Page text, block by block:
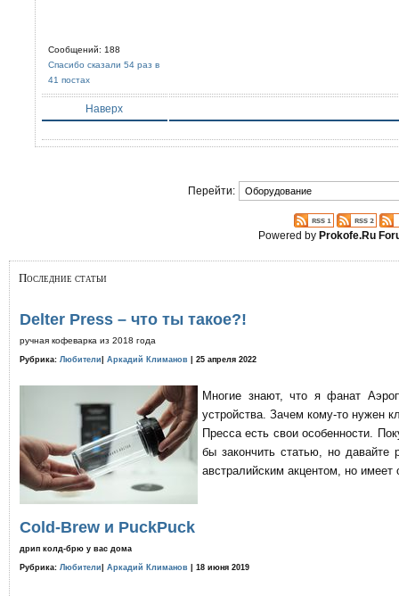
Сообщений: 188
Спасибо сказали 54 раз в
41 постах
Наверх
Перейти:
Powered byProkofe.Ru
Последние статьи
Delter Press – что ты такое?!
ручная кофеварка из 2018 года
Рубрика: Любители Аркадий Климанов | 25 апреля 2022
Многие знают, что я фанат
устройства. Зачем кому-то нужен
Пресса есть свои особенности.
бы закончить статью, но давайте
австралийским акцентом, но имеет
Cold-Brew и PuckPuck
дрип колд-брю у вас дома
Рубрика: Любители Аркадий Климанов | 18 июня 2019